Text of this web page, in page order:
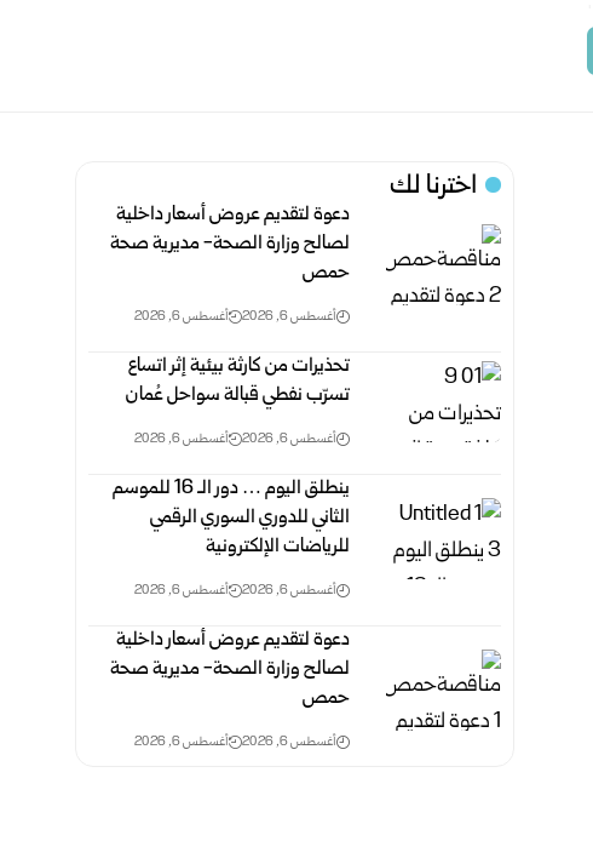
اخترنا لك
دعوة لتقديم عروض أسعار داخلية
لصالح وزارة الصحة- مديرية صحة
حمص
أغسطس 6, 2026 أغسطس 6, 2026
تحذيرات من كارثة بيئية إثر اتساع
تسرّب نفطي قبالة سواحل عُمان
أغسطس 6, 2026 أغسطس 6, 2026
ينطلق اليوم … دور الـ 16 للموسم
الثاني للدوري السوري الرقمي
للرياضات الإلكترونية ‏
أغسطس 6, 2026 أغسطس 6, 2026
دعوة لتقديم عروض أسعار داخلية
لصالح وزارة الصحة- مديرية صحة
حمص
أغسطس 6, 2026 أغسطس 6, 2026